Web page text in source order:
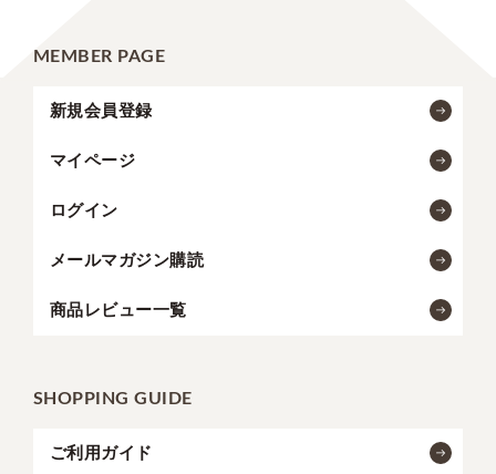
MEMBER PAGE
新規会員登録
マイページ
ログイン
メールマガジン購読
商品レビュー一覧
SHOPPING GUIDE
ご利用ガイド